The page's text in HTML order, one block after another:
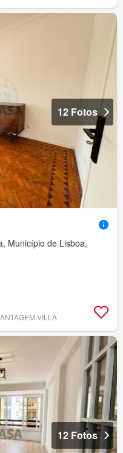
12 Fotos
Município de Lisboa,
VILLA
12 Fotos